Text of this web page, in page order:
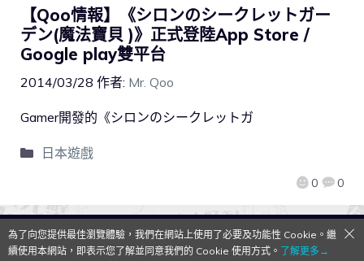
【Qoo情報】《シロンのシークレットガー
デン(魔法寶貝 )》正式登陸App Store /
Google play雙平台
2014/03/28 作者: Mr. Qoo
0 0
Gamer開發的《シロンのシークレットガ
日本遊戲
QooApp Limited © 2026
為了向您提供最佳瀏覽體驗，我們在網站上使用了必要及功能性 Cookie。繼
續使用本網站，即表示您了解並同意我們的 Cookie 使用方式。 了解更多→